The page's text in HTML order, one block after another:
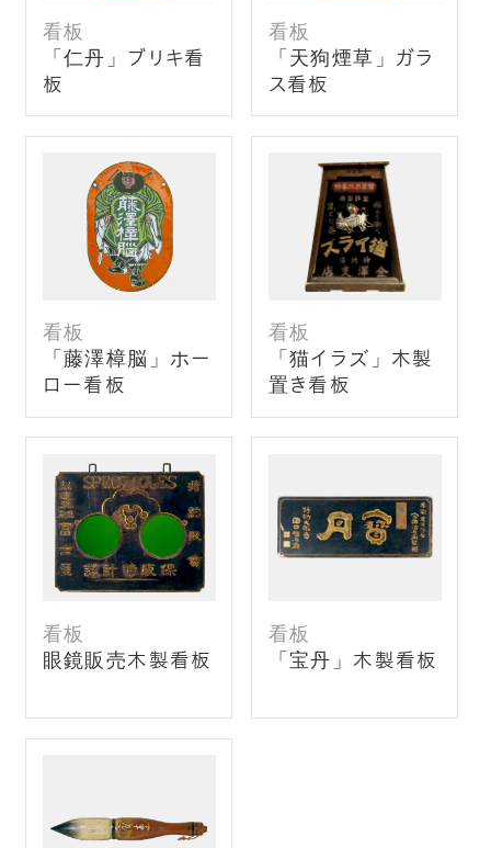
看板
「仁丹」ブリキ看
板
看板
「天狗煙草」ガラ
ス看板
看板
「藤澤樟脳」ホー
ロー看板
看板
「猫イラズ」木製
置き看板
看板
眼鏡販売木製看板
看板
「宝丹」木製看板